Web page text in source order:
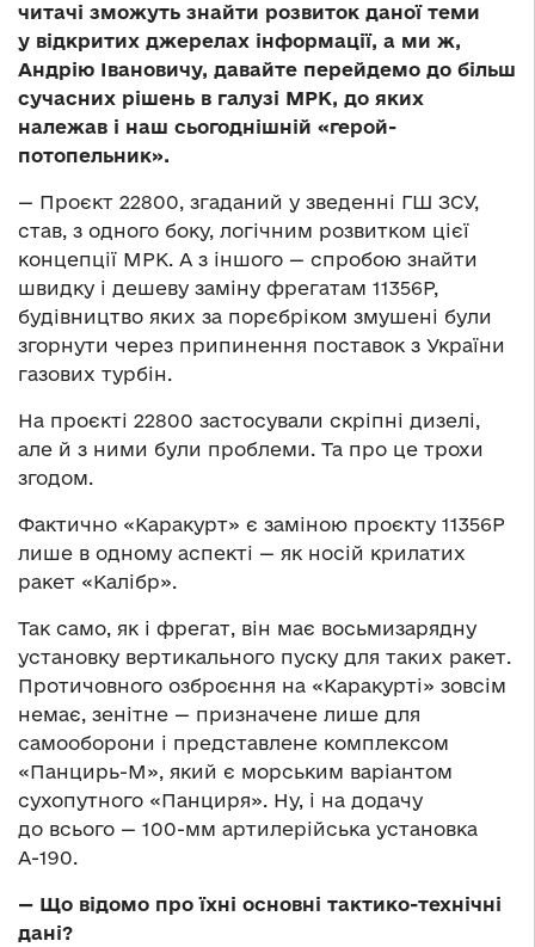
читачі зможуть знайти розвиток даної теми
у відкритих джерелах інформації, а ми ж,
Андрію Івановичу, давайте перейдемо до більш
сучасних рішень в галузі МРК, до яких
належав і наш сьогоднішній «герой-
потопельник».
— Проєкт 22800, згаданий у зведенні ГШ ЗСУ,
став, з одного боку, логічним розвитком цієї
концепції МРК. А з іншого — спробою знайти
швидку і дешеву заміну фрегатам 11356Р,
будівництво яких за порєбріком змушені були
згорнути через припинення поставок з України
газових турбін.
На проєкті 22800 застосували скріпні дизелі,
але й з ними були проблеми. Та про це трохи
згодом.
Фактично «Каракурт» є заміною проєкту 11356Р
лише в одному аспекті — як носій крилатих
ракет «Калібр».
Так само, як і фрегат, він має восьмизарядну
установку вертикального пуску для таких ракет.
Протичовного озброєння на «Каракурті» зовсім
немає, зенітне — призначене лише для
самооборони і представлене комплексом
«Панцирь-М», який є морським варіантом
сухопутного «Панциря». Ну, і на додачу
до всього — 100-мм артилерійська установка
А-190.
— Що відомо про їхні основні тактико-технічні
дані?